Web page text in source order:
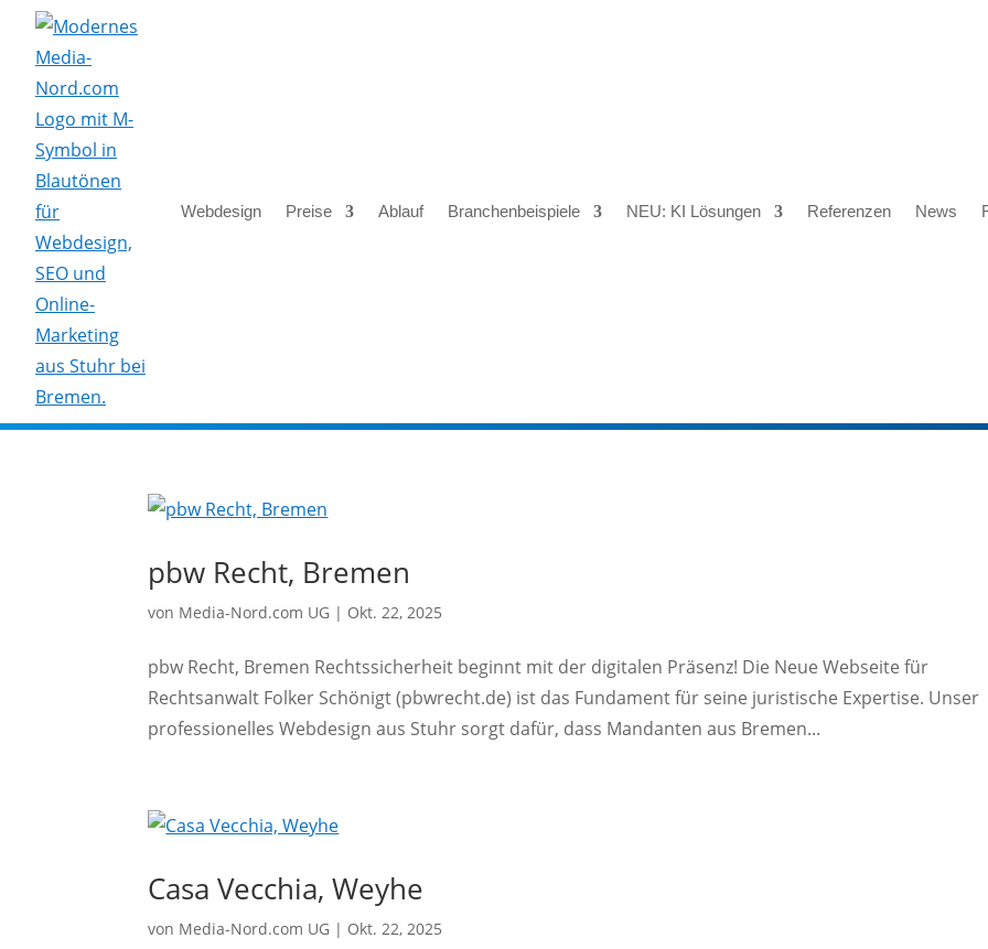
Webdesign Preise Ablauf Branchenbeispiele NEU: KI Lösungen Referenzen News
pbw Recht, Bremen
von Media-Nord.com UG | Okt. 22, 2025
pbw Recht, Bremen Rechtssicherheit beginnt mit der digitalen Präsenz! Die Neue Webseite für
Rechtsanwalt Folker Schönigt (pbwrecht.de) ist das Fundament für seine juristische Expertise. Unser
professionelles Webdesign aus Stuhr sorgt dafür, dass Mandanten aus Bremen...
Casa Vecchia, Weyhe
von Media-Nord.com UG | Okt. 22, 2025